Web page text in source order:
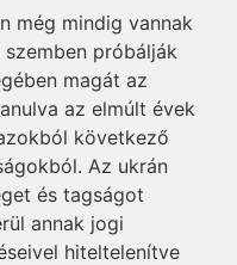
még mindig vannak
próbálják
magát az
az elmúlt évek
következő
Az ukrán
és tagságot
annak jogi
hiteltelenítve